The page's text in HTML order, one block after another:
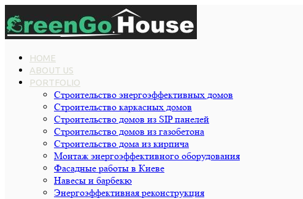
HOME
ABOUT US
PORTFOLIO
Строительство энергоэффективных домов
Строительство каркасных домов
Строительство домов из SIP панелей
Строительство домов из газобетона
Строительство дома из кирпича
Монтаж энергоэффективного оборудования
Фасадные работы в Киеве
Навесы и барбекю
Энергоэффективная реконструкция